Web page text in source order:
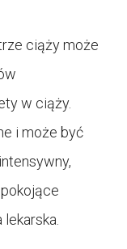
ciąży może
w ciąży.
i może być